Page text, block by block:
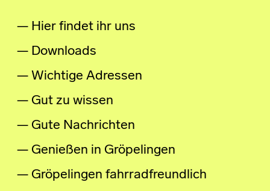
Hier findet ihr uns
Downloads
Wichtige Adressen
Gut zu wissen
Gute Nachrichten
Genießen in Gröpelingen
Gröpelingen fahrradfreundlich